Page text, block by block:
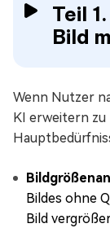
Teil
Bild
Wenn Nutzer
KI erweitern zu
Bildes ohne
Bild